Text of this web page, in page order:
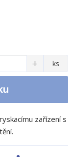
N
a
v
t
o
ks
zařízení s